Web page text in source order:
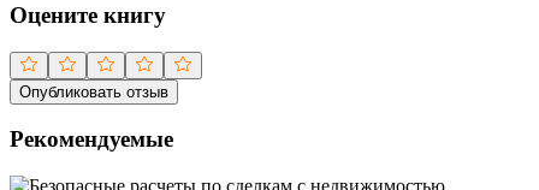
Оцените книгу
Опубликовать отзыв
Рекомендуемые